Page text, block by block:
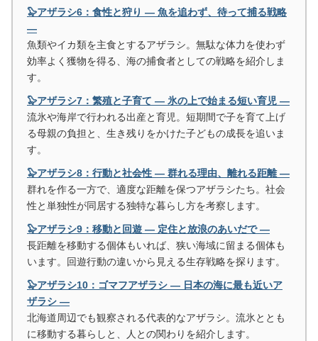
🦭アザラシ6：食性と狩り ― 魚を追わず、待って捕る戦略
―
魚類やイカ類を主食とするアザラシ。無駄な体力を使わず
効率よく獲物を得る、海の捕食者としての戦略を紹介しま
す。
🦭アザラシ7：繁殖と子育て ― 氷の上で始まる短い育児 ―
流氷や海岸で行われる出産と育児。短期間で子を育て上げ
る母親の負担と、生き残りをかけた子どもの成長を追いま
す。
🦭アザラシ8：行動と社会性 ― 群れる理由、離れる距離 ―
群れを作る一方で、適度な距離を保つアザラシたち。社会
性と単独性が同居する独特な暮らし方を考察します。
🦭アザラシ9：移動と回遊 ― 定住と放浪のあいだで ―
長距離を移動する個体もいれば、狭い海域に留まる個体も
います。回遊行動の違いから見える生存戦略を探ります。
🦭アザラシ10：ゴマフアザラシ ― 日本の海に最も近いア
ザラシ ―
北海道周辺でも観察される代表的なアザラシ。流氷ととも
に移動する暮らしと、人との関わりを紹介します。